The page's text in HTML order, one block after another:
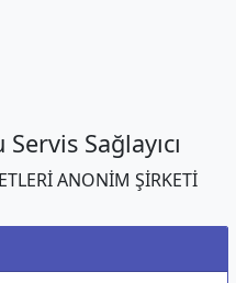
Sağlayıcı
ANONİM ŞİRKETİ